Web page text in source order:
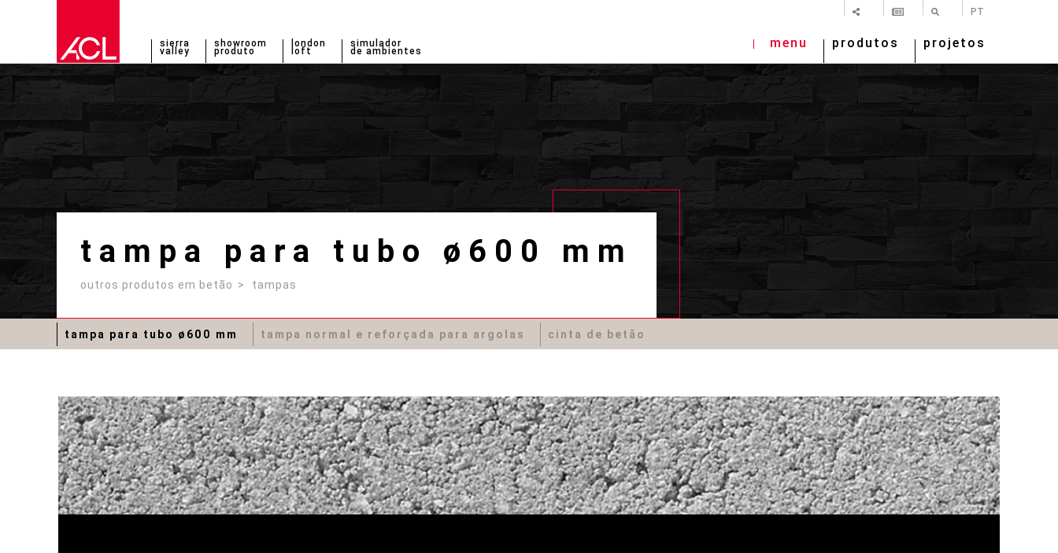
PT
sierra
valley
showroom
produto
london
loft
simulador
de ambientes
menu produtos projetos
tampa para tubo ø600 mm
outros produtos em betão tampas
tampa para tubo ø600 mm tampa normal e reforçada para argolas cinta de betão